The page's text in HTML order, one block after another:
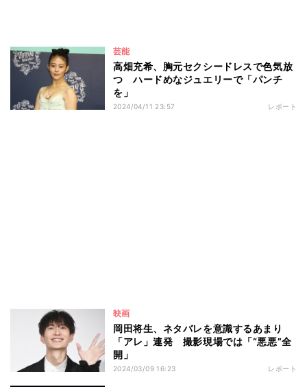
芸能
高畑充希、胸元セクシードレスで色気放
つ ハードめなジュエリーで「パンチ
を」
2024/04/11 23:57 レポート
映画
岡田将生、ネタバレを意識するあまり
「アレ」連発 撮影現場では「“悪悪”全
開」
2024/03/09 16:23 レポート